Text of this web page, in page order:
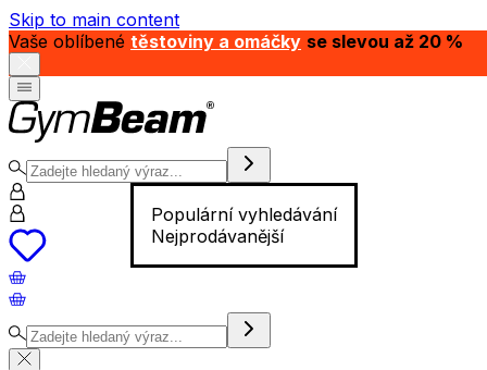
Skip to main content
Vaše oblíbené těstoviny a omáčky se slevou až 20 %
Populární vyhledávání
Nejprodávanější